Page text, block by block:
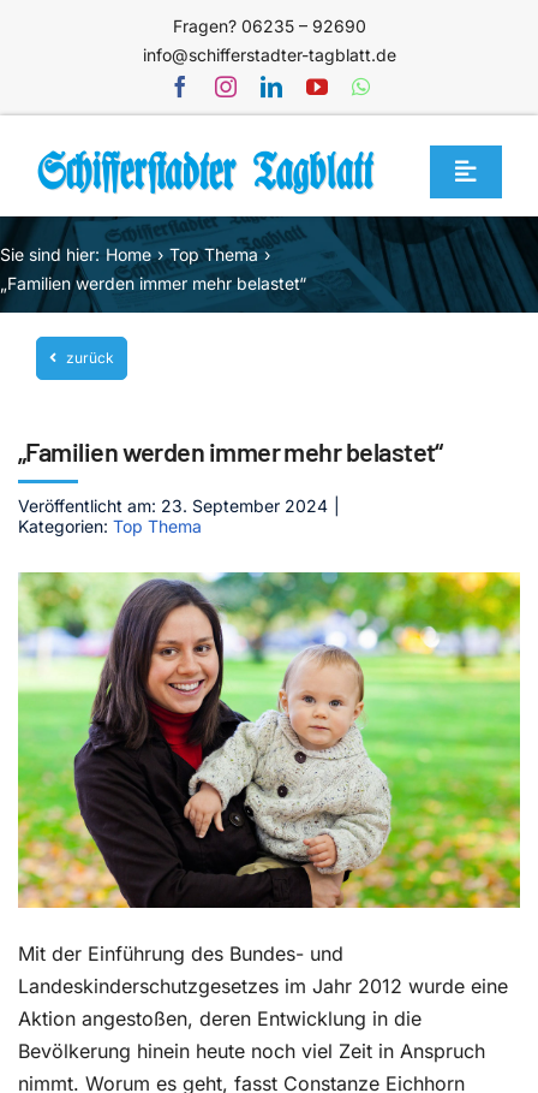
Fragen? 06235 – 92690
info@schifferstadter-tagblatt.de
Toggle
Home
Themen
Blog
Unternehmen
Mediathek
Jetzt abonnieren
Kontakt
Sie sind hier: Home
Top Thema
„Familien werden immer mehr belastet“
zurück
„Familien werden immer mehr belastet“
Veröffentlicht am: 23. September 2024
Kategorien: Top Thema
Mit der Einführung des Bundes- und
Landeskinderschutzgesetzes im Jahr 2012 wurde eine
Aktion angestoßen, deren Entwicklung in die
Bevölkerung hinein heute noch viel Zeit in Anspruch
nimmt. Worum es geht, fasst Constanze Eichhorn